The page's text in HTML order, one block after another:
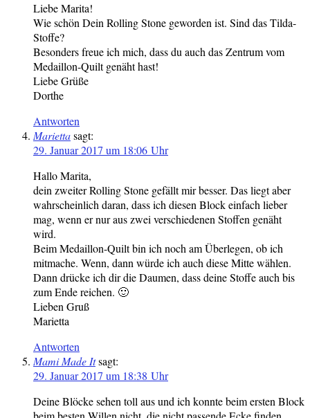
Liebe Marita!
Wie schön Dein Rolling Stone geworden ist. Sind das Tilda-
Stoffe?
Besonders freue ich mich, dass du auch das Zentrum vom
Medaillon-Quilt genäht hast!
Liebe Grüße
Dorthe
Antworten
Mariettasagt:
29. Januar 2017 um 18:06 Uhr
Hallo Marita,
dein zweiter Rolling Stone gefällt mir besser. Das liegt aber
wahrscheinlich daran, dass ich diesen Block einfach lieber
mag, wenn er nur aus zwei verschiedenen Stoffen genäht
wird.
Beim Medaillon-Quilt bin ich noch am Überlegen, ob ich
mitmache. Wenn, dann würde ich auch diese Mitte wählen.
Dann drücke ich dir die Daumen, dass deine Stoffe auch bis
zum Ende reichen. 🙂
Lieben Gruß
Marietta
Antworten
Mami Made Itsagt:
29. Januar 2017 um 18:38 Uhr
Deine Blöcke sehen toll aus und ich konnte beim ersten Block